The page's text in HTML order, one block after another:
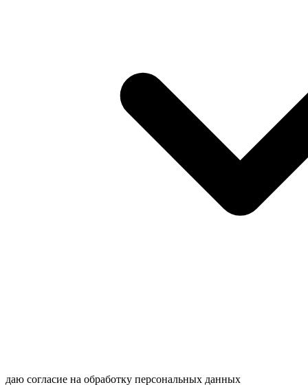
даю согласие на обработку персональных данных